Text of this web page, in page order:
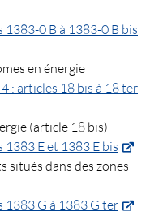
1383-0 B à 1383-0 B bis
en énergie
: articles 18 bis à 18 ter
(article 18 bis)
E et 1383 E bis
situés dans des zones
1383 G à 1383 G ter